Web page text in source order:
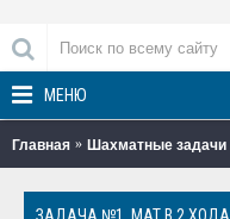
МЕНЮ
Главная Шахматные задачи